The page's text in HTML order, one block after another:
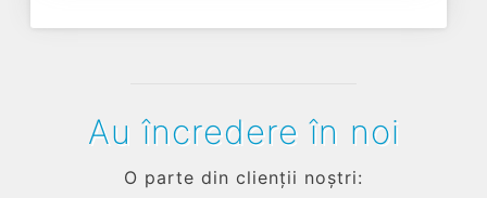
Au încredere în noi
O parte din clienții noștri: